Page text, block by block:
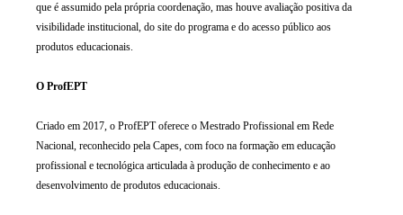
que é assumido pela própria coordenação, mas houve avaliação positiva da
visibilidade institucional, do site do programa e do acesso público aos
produtos educacionais.
O ProfEPT
Criado em 2017, o ProfEPT oferece o Mestrado Profissional em Rede
Nacional, reconhecido pela Capes, com foco na formação em educação
profissional e tecnológica articulada à produção de conhecimento e ao
desenvolvimento de produtos educacionais.